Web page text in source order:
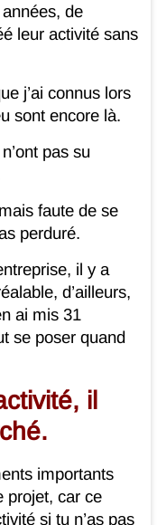
de
leur activité sans
j’ai connus lors
sont encore là.
pas su
faute de se
perduré.
il y a
d’ailleurs,
ai mis 31
se poser quand
il
importants
projet, car ce
si tu n’as pas